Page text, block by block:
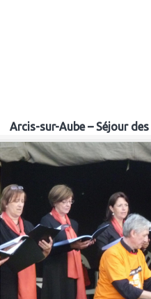
Arcis-sur-Aube – Séjour